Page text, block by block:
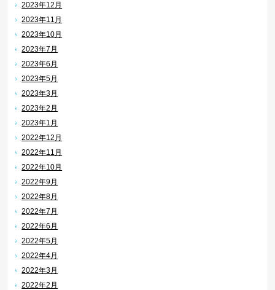
2023年12月
2023年11月
2023年10月
2023年7月
2023年6月
2023年5月
2023年3月
2023年2月
2023年1月
2022年12月
2022年11月
2022年10月
2022年9月
2022年8月
2022年7月
2022年6月
2022年5月
2022年4月
2022年3月
2022年2月